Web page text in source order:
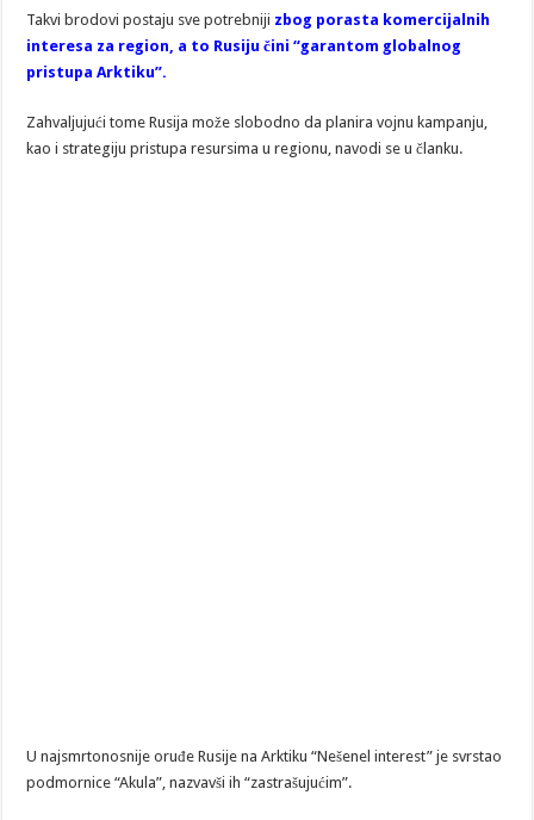
Takvi brodovi postaju sve potrebniji zbog porasta komercijalnih
interesa za region, a to Rusiju čini “garantom globalnog
pristupa Arktiku”.
Zahvaljujući tome Rusija može slobodno da planira vojnu kampanju,
kao i strategiju pristupa resursima u regionu, navodi se u članku.
U najsmrtonosnije oruđe Rusije na Arktiku “Nešenel interest” je svrstao
podmornice “Akula”, nazvavši ih “zastrašujućim”.